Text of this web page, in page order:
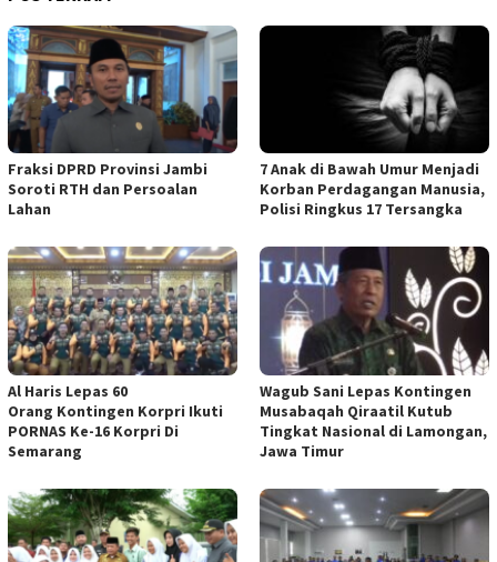
Fraksi DPRD Provinsi Jambi
Soroti RTH dan Persoalan
Lahan
7 Anak di Bawah Umur Menjadi
Korban Perdagangan Manusia,
Polisi Ringkus 17 Tersangka
Al Haris Lepas 60
Orang Kontingen Korpri Ikuti
PORNAS Ke-16 Korpri Di
Semarang
Wagub Sani Lepas Kontingen
Musabaqah Qiraatil Kutub
Tingkat Nasional di Lamongan,
Jawa Timur